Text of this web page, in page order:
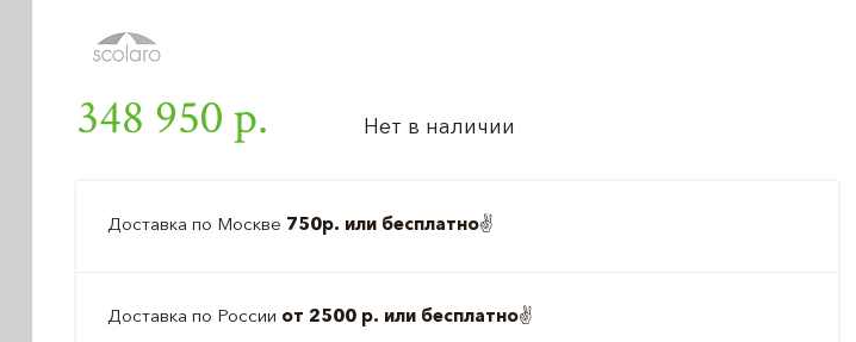
348 950 р. Нет в наличии
Доставка по Москве 750р. или бесплатно✌️
Доставка по России от 2500 р. или бесплатно✌️